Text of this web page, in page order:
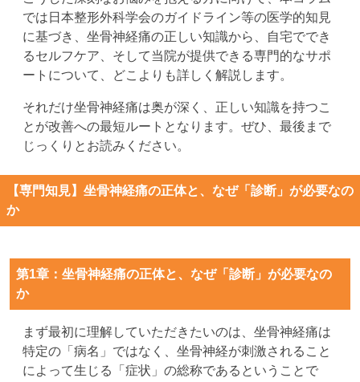
では日本整形外科学会のガイドライン等の医学的知見
に基づき、坐骨神経痛の正しい知識から、自宅ででき
るセルフケア、そして当院が提供できる専門的なサポ
ートについて、どこよりも詳しく解説します。
それだけ坐骨神経痛は奥が深く、正しい知識を持つこ
とが改善への最短ルートとなります。ぜひ、最後まで
じっくりとお読みください。
【専門知見】坐骨神経痛の正体と、なぜ「診断」が必要なの
か
第1章：坐骨神経痛の正体と、なぜ「診断」が必要なの
か
まず最初に理解していただきたいのは、坐骨神経痛は
特定の「病名」ではなく、坐骨神経が刺激されること
によって生じる「症状」の総称であるということで